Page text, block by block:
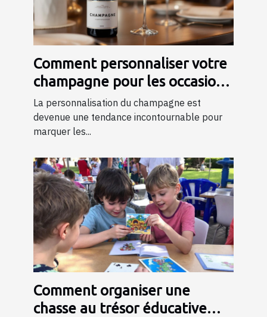
Comment personnaliser votre
champagne pour les occasions
spéciales ?
La personnalisation du champagne est
devenue une tendance incontournable pour
marquer les...
Comment organiser une
chasse au trésor éducative